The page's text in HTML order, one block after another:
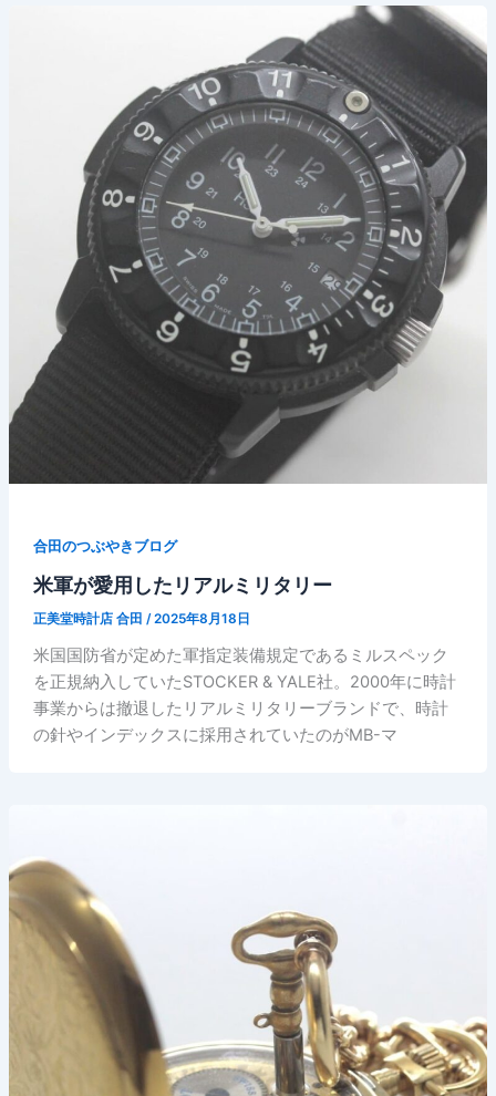
合田のつぶやきブログ
米軍が愛用したリアルミリタリー
正美堂時計店 合田 /2025年8月18日
米国国防省が定めた軍指定装備規定であるミルスペック
を正規納入していたSTOCKER & YALE社。2000年に時計
事業からは撤退したリアルミリタリーブランドで、時計
の針やインデックスに採用されていたのがMB-マ